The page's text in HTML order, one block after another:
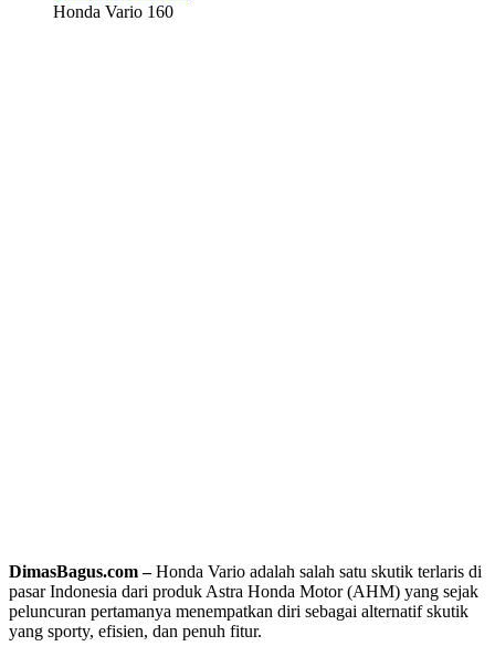
Honda Vario 160
DimasBagus.com –Honda Vario adalah salah satu skutik terlaris di
pasar Indonesia dari produk Astra Honda Motor (AHM) yang sejak
peluncuran pertamanya menempatkan diri sebagai alternatif skutik
yang sporty, efisien, dan penuh fitur.